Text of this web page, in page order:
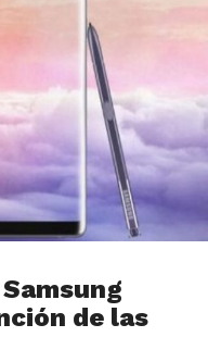
de las